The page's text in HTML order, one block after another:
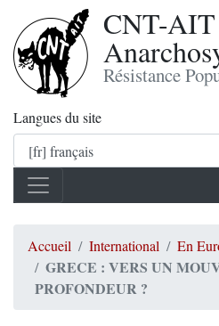
CNT-AIT
Résistance
Langues du site
Accueil International En
GRECE : VERS UN
PROFONDEUR ?